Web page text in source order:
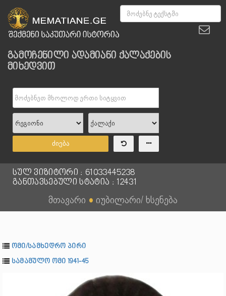
გამოჩენილი ადამიანი ქალაქების
მიხედვით
ძიება
სულ ვიზიტორი : 61033445238
განთავსებული სტატია : 12431
მთავარი ● იუბილარი/ ხსენება
ომი/სამხედრო პირი
სამამულო ომი 1941-45